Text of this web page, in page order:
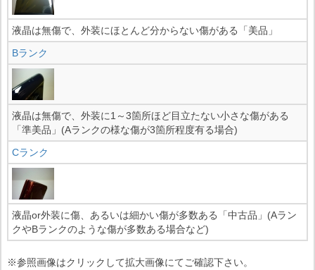
液晶は無傷で、外装にほとんど分からない傷がある「美品」
Bランク
液晶は無傷で、外装に1～3箇所ほど目立たない小さな傷がある
「準美品」(Aランクの様な傷が3箇所程度有る場合)
Cランク
液晶or外装に傷、あるいは細かい傷が多数ある「中古品」(Aラン
クやBランクのような傷が多数ある場合など)
※参照画像はクリックして拡大画像にてご確認下さい。